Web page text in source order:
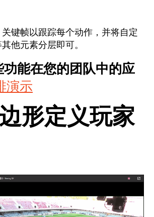
键帧以跟踪每个动作，并将自定
他元素分层即可。
能在您的团队中的应
演示
形定义玩家